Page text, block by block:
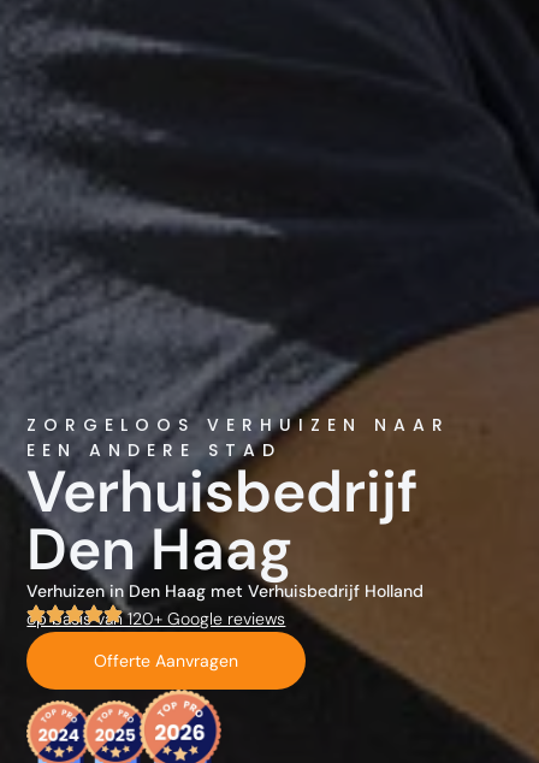
ZORGELOOS VERHUIZEN NAAR
EEN ANDERE STAD
Verhuisbedrijf
Den Haag
Verhuizen in Den Haag met Verhuisbedrijf Holland
op basis van 120+ Google reviews
Offerte Aanvragen